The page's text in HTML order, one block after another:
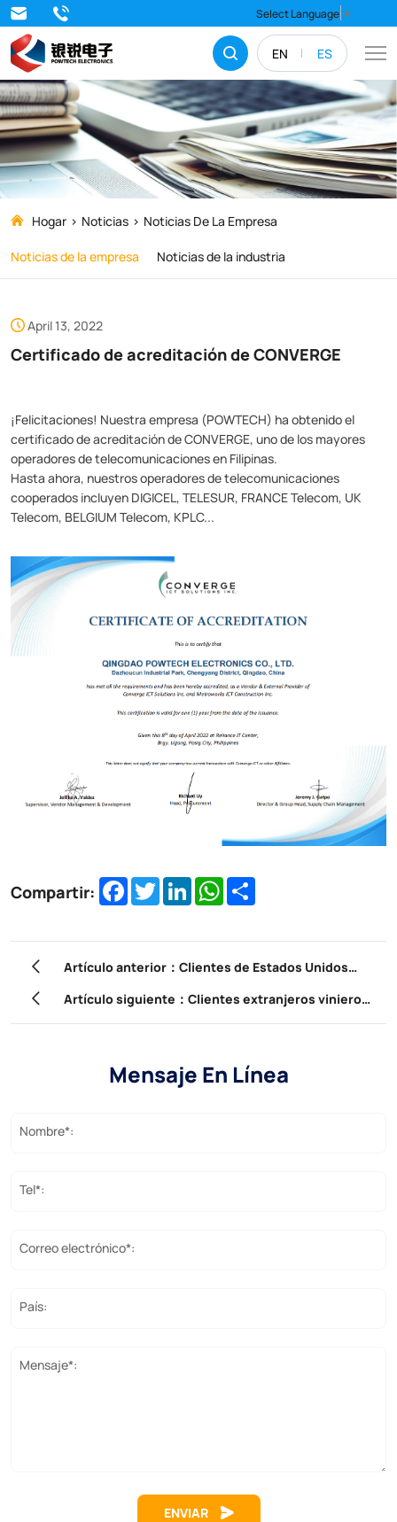
EN ES
Select Language ▼
Certificado
de
acreditación
de
CONVERGE
Hogar Noticias
Noticias De La Empresa
Noticias de la empresa
Noticias de la industria
April 13, 2022
Certificado de acreditación de CONVERGE
¡Felicitaciones! Nuestra empresa (POWTECH) ha obtenido el
certificado de acreditación de CONVERGE, uno de los mayores
operadores de telecomunicaciones en Filipinas.
Hasta ahora, nuestros operadores de telecomunicaciones
cooperados incluyen DIGICEL, TELESUR, FRANCE Telecom, UK
Telecom, BELGIUM Telecom, KPLC...
Compartir: Facebook
TwitterLinkedInWhatsApp
Artículo anterior：Clientes de Estados Unidos
están instalando nuestro cable de fibra óptica
Artículo siguiente：Clientes extranjeros vinieron
a nuestra empresa para participar en la
Mensaje En Línea
Nombre*:
Tel*:
Correo electrónico*:
País:
Mensaje*:
ENVIAR